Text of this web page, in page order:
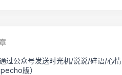
过公众号发送时光机/说说/碎语/心情
版）